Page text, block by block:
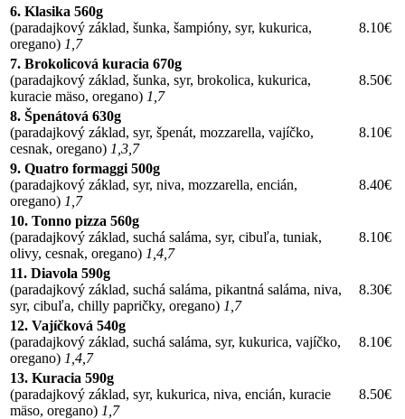
6. Klasika 560g
(paradajkový základ, šunka, šampióny, syr, kukurica,
oregano) 1,7
8.10€
7. Brokolicová kuracia 670g
(paradajkový základ, šunka, syr, brokolica, kukurica,
kuracie mäso, oregano) 1,7
8.50€
8. Špenátová 630g
(paradajkový základ, syr, špenát, mozzarella, vajíčko,
cesnak, oregano) 1,3,7
8.10€
9. Quatro formaggi 500g
(paradajkový základ, syr, niva, mozzarella, encián,
oregano) 1,7
8.40€
10. Tonno pizza 560g
(paradajkový základ, suchá saláma, syr, cibuľa, tuniak,
olivy, cesnak, oregano) 1,4,7
8.10€
11. Diavola 590g
(paradajkový základ, suchá saláma, pikantná saláma, niva,
syr, cibuľa, chilly papričky, oregano) 1,7
8.30€
12. Vajíčková 540g
(paradajkový základ, suchá saláma, syr, kukurica, vajíčko,
oregano) 1,4,7
8.10€
13. Kuracia 590g
(paradajkový základ, syr, kukurica, niva, encián, kuracie
mäso, oregano) 1,7
8.50€